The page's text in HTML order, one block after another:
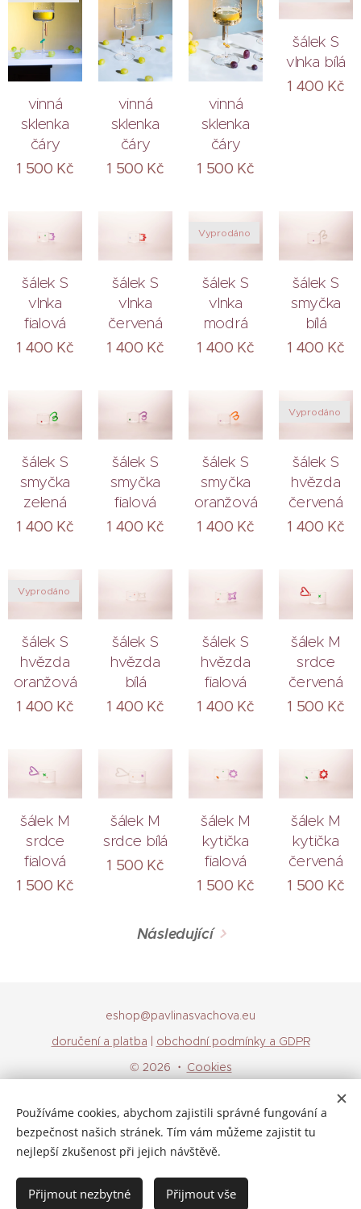
Vyprodáno
vinná
sklenka
čáry
1 500 Kč
vinná
sklenka
čáry
1 500 Kč
vinná
sklenka
čáry
1 500 Kč
šálek S
vlnka bílá
1 400 Kč
šálek S
vlnka
fialová
1 400 Kč
šálek S
vlnka
červená
1 400 Kč
šálek S
vlnka
modrá
Vyprodáno
1 400 Kč
šálek S
smyčka
bílá
1 400 Kč
šálek S
smyčka
zelená
1 400 Kč
šálek S
smyčka
fialová
1 400 Kč
šálek S
smyčka
oranžová
1 400 Kč
šálek S
hvězda
červená
Vyprodáno
1 400 Kč
šálek S
hvězda
oranžová
Vyprodáno
1 400 Kč
šálek S
hvězda
bílá
1 400 Kč
šálek S
hvězda
fialová
1 400 Kč
šálek M
srdce
červená
1 500 Kč
šálek M
srdce
fialová
1 500 Kč
šálek M
srdce bílá
1 500 Kč
šálek M
kytička
fialová
1 500 Kč
šálek M
kytička
červená
1 500 Kč
Následující
eshop@pavlinasvachova.eu
doručení a platba | obchodní podmínky a GDPR
© 2026
Cookies
Čeština
English
Používáme cookies, abychom zajistili správné fungování a
bezpečnost našich stránek. Tím vám můžeme zajistit tu
nejlepší zkušenost při jejich návštěvě.
Přijmout nezbytné Přijmout vše